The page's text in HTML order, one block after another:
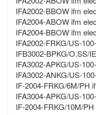
IFA2002-BBOW ifm
IFA2004-ABOW ifm
IFA2004-BBOW ifm
IFA2002-FRKG/US-
IFB3002-BPKG/O.SS/
IFA3002-APKG/US-
IFA3002-ANKG/US-
IF-2004-FRKG/6M/PH
IFA3004-APKG/US-
IF-2004-FRKG/10M/